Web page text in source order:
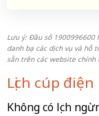
Lưu ý: Đầu số 1900996600
danh bạ các dịch vụ và hỗ
sẵn trên các website chính
Lịch cúp
Không có lịch